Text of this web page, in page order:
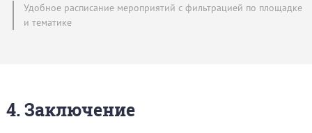
Удобное расписание мероприятий с фильтрацией по площадке
и тематике
4. Заключение